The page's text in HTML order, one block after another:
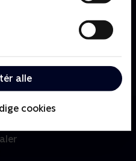
alle
cookies
hjem i vores
ind bag facaden på
deres helt personlige
sans for detaljer.